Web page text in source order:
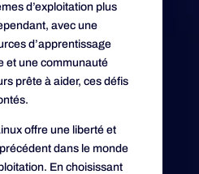
d’exploitation plus
avec une
d’apprentissage
et une communauté
prête à aider, ces défis
offre une liberté et
dans le monde
En choisissant